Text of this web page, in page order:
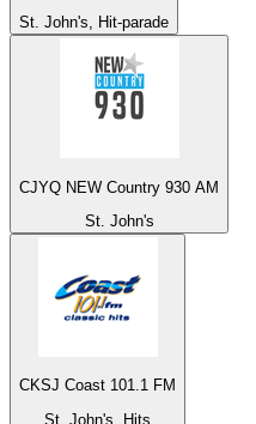
St. John's, Hit-parade
CJYQ NEW Country 930 AM
St. John's
CKSJ Coast 101.1 FM
St. John's, Hits